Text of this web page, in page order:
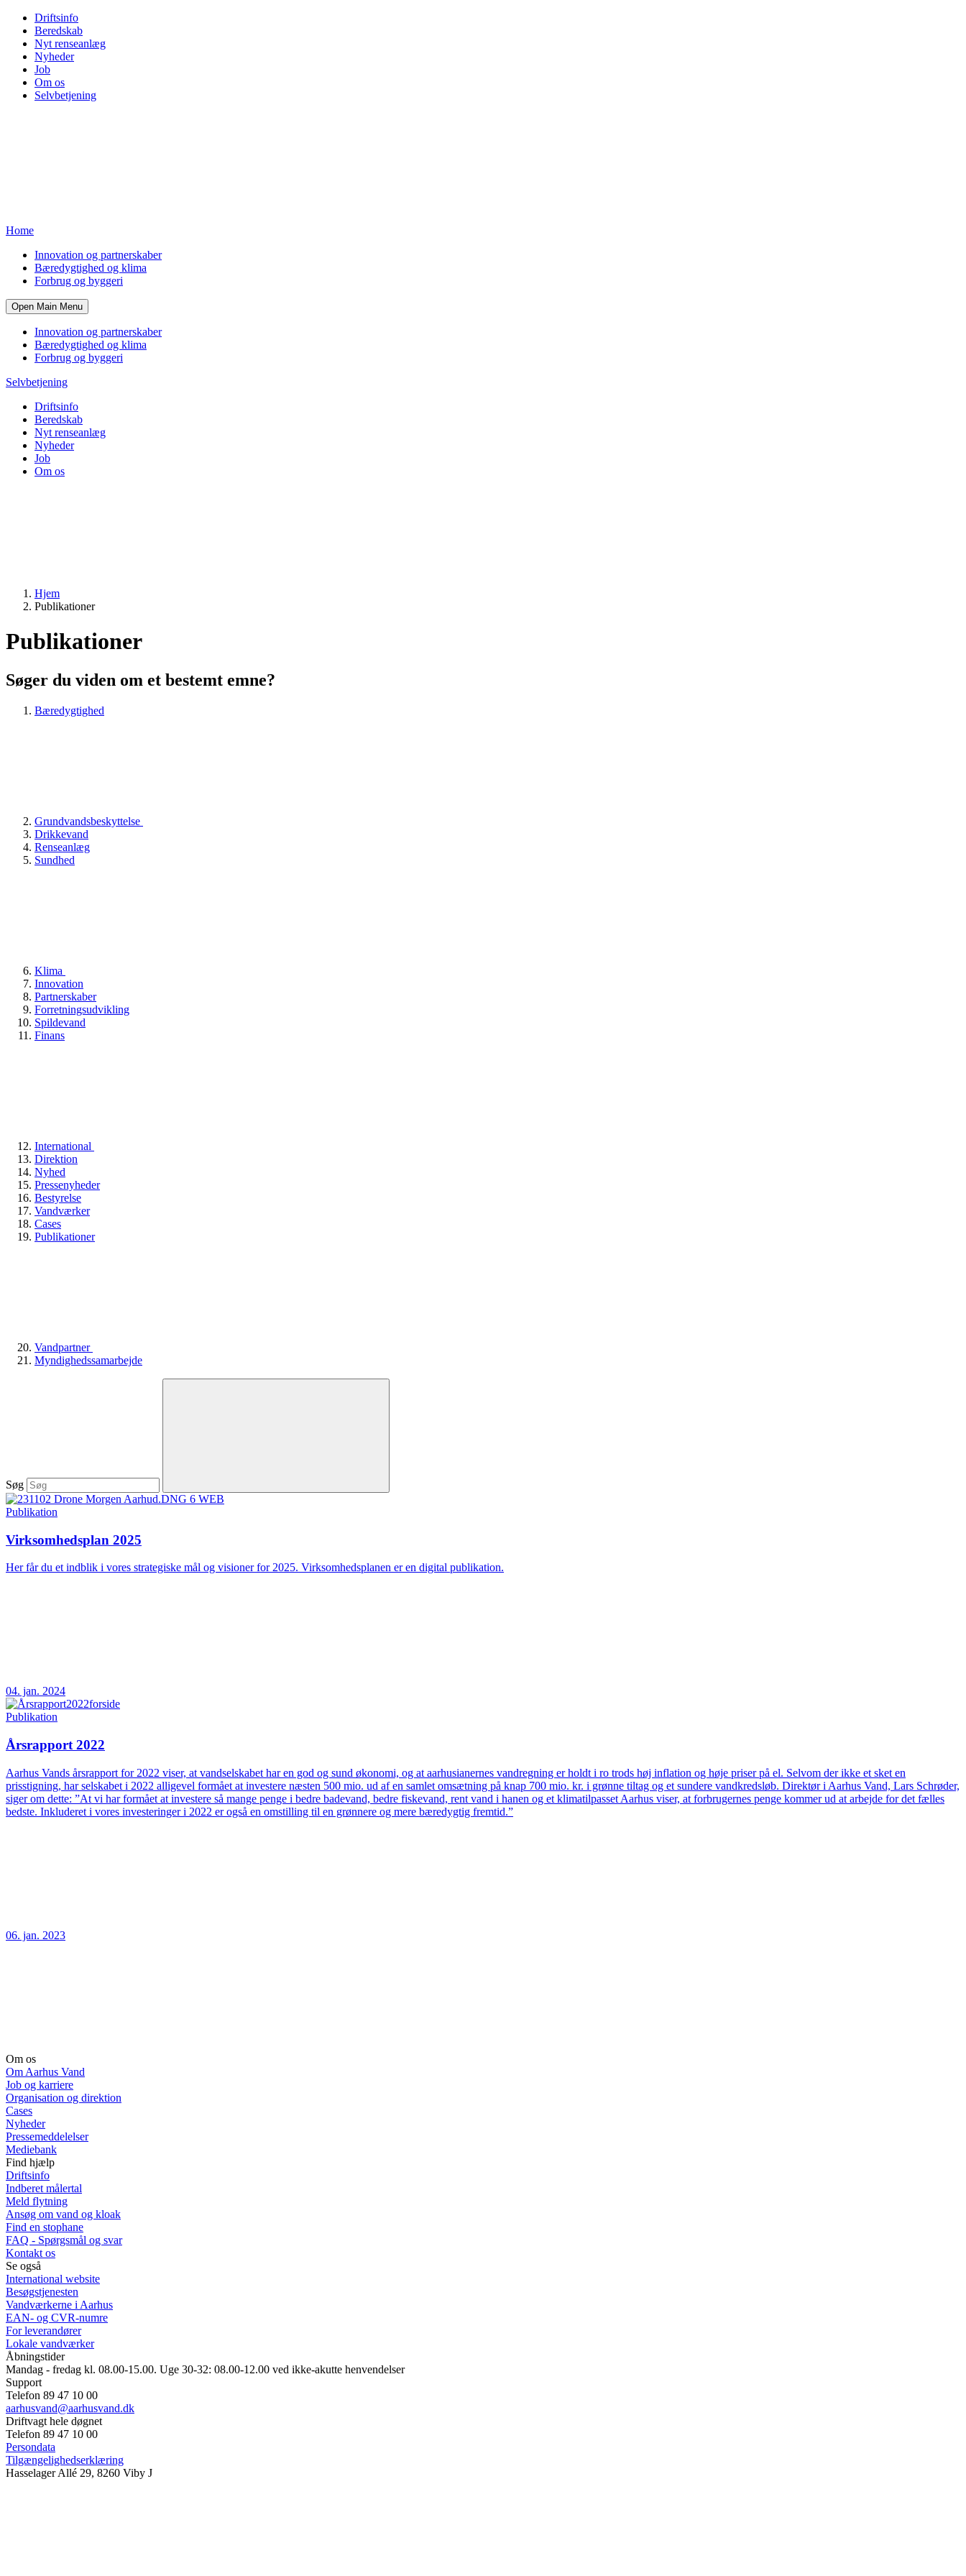
Driftsinfo
Beredskab
Nyt renseanlæg
Nyheder
Job
Om os
Selvbetjening
Home
Innovation og partnerskaber
Bæredygtighed og klima
Forbrug og byggeri
Open Main Menu
Innovation og partnerskaber
Bæredygtighed og klima
Forbrug og byggeri
Selvbetjening
Driftsinfo
Beredskab
Nyt renseanlæg
Nyheder
Job
Om os
Hjem
Publikationer
Publikationer
Søger du viden om et bestemt emne?
Bæredygtighed
Grundvandsbeskyttelse
Drikkevand
Renseanlæg
Sundhed
Klima
Innovation
Partnerskaber
Forretningsudvikling
Spildevand
Finans
International
Direktion
Nyhed
Pressenyheder
Bestyrelse
Vandværker
Cases
Publikationer
Vandpartner
Myndighedssamarbejde
Søg
Publikation
Virksomhedsplan 2025
Her får du et indblik i vores strategiske mål og visioner for 2025. Virksomhedsplanen er en digital publikation.
04. jan. 2024
Publikation
Årsrapport 2022
Aarhus Vands årsrapport for 2022 viser, at vandselskabet har en god og sund økonomi, og at aarhusianernes vandregning er holdt i ro trods høj inflation og høje priser på el. Selvom der ikke et sket en
prisstigning, har selskabet i 2022 alligevel formået at investere næsten 500 mio. ud af en samlet omsætning på knap 700 mio. kr. i grønne tiltag og et sundere vandkredsløb. Direktør i Aarhus Vand, Lars Schrøder,
siger om dette: ”At vi har formået at investere så mange penge i bedre badevand, bedre fiskevand, rent vand i hanen og et klimatilpasset Aarhus viser, at forbrugernes penge kommer ud at arbejde for det fælles
bedste. Inkluderet i vores investeringer i 2022 er også en omstilling til en grønnere og mere bæredygtig fremtid.”
06. jan. 2023
Om os
Om Aarhus Vand
Job og karriere
Organisation og direktion
Cases
Nyheder
Pressemeddelelser
Mediebank
Find hjælp
Driftsinfo
Indberet målertal
Meld flytning
Ansøg om vand og kloak
Find en stophane
FAQ - Spørgsmål og svar
Kontakt os
Se også
International website
Besøgstjenesten
Vandværkerne i Aarhus
EAN- og CVR-numre
For leverandører
Lokale vandværker
Åbningstider
Mandag - fredag kl. 08.00-15.00. Uge 30-32: 08.00-12.00 ved ikke-akutte henvendelser
Support
Telefon 89 47 10 00
aarhusvand@aarhusvand.dk
Driftvagt hele døgnet
Telefon 89 47 10 00
Persondata
Tilgængelighedserklæring
Hasselager Allé 29, 8260 Viby J